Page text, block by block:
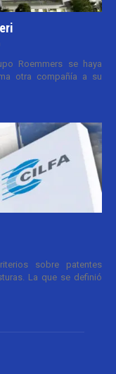
Roemmers se haya
otra compañía a su
sobre patentes
La que se definió